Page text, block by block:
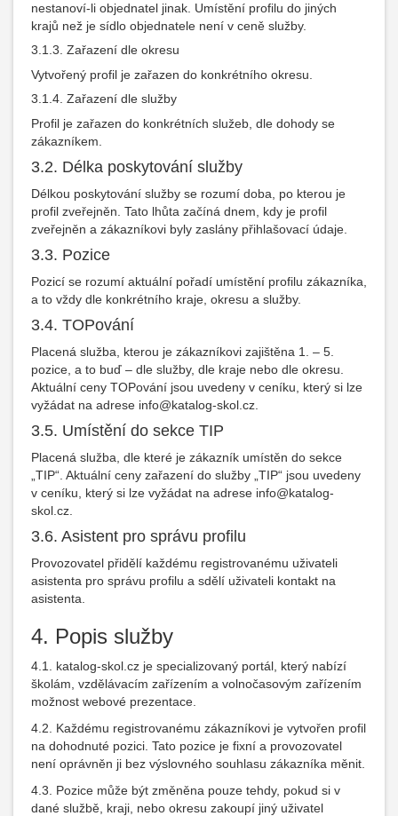
nestanoví-li objednatel jinak. Umístění profilu do jiných
krajů než je sídlo objednatele není v ceně služby.
3.1.3. Zařazení dle okresu
Vytvořený profil je zařazen do konkrétního okresu.
3.1.4. Zařazení dle služby
Profil je zařazen do konkrétních služeb, dle dohody se
zákazníkem.
3.2. Délka poskytování služby
Délkou poskytování služby se rozumí doba, po kterou je
profil zveřejněn. Tato lhůta začíná dnem, kdy je profil
zveřejněn a zákazníkovi byly zaslány přihlašovací údaje.
3.3. Pozice
Pozicí se rozumí aktuální pořadí umístění profilu zákazníka,
a to vždy dle konkrétního kraje, okresu a služby.
3.4. TOPování
Placená služba, kterou je zákazníkovi zajištěna 1. – 5.
pozice, a to buď – dle služby, dle kraje nebo dle okresu.
Aktuální ceny TOPování jsou uvedeny v ceníku, který si lze
vyžádat na adrese info@katalog-skol.cz.
3.5. Umístění do sekce TIP
Placená služba, dle které je zákazník umístěn do sekce
„TIP“. Aktuální ceny zařazení do služby „TIP“ jsou uvedeny
v ceníku, který si lze vyžádat na adrese info@katalog-
skol.cz.
3.6. Asistent pro správu profilu
Provozovatel přidělí každému registrovanému uživateli
asistenta pro správu profilu a sdělí uživateli kontakt na
asistenta.
4. Popis služby
4.1. katalog-skol.cz je specializovaný portál, který nabízí
školám, vzdělávacím zařízením a volnočasovým zařízením
možnost webové prezentace.
4.2. Každému registrovanému zákazníkovi je vytvořen profil
na dohodnuté pozici. Tato pozice je fixní a provozovatel
není oprávněn ji bez výslovného souhlasu zákazníka měnit.
4.3. Pozice může být změněna pouze tehdy, pokud si v
dané službě, kraji, nebo okresu zakoupí jiný uživatel